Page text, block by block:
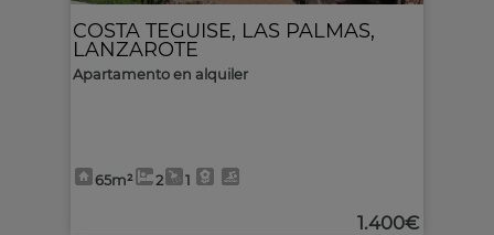
COSTA TEGUISE, LAS PALMAS,
LANZAROTE
Apartamento en alquiler
65m² 2 1
1.400€